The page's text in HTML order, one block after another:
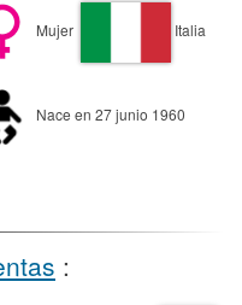
Mujer Italia
Nace en 27 junio 1960
: